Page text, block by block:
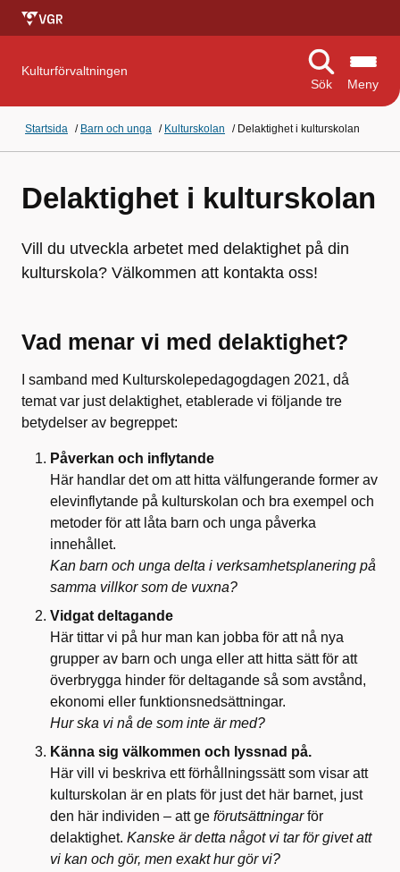
Kulturförvaltningen
Sök
Meny
Startsida / Barn och unga / Kulturskolan / Delaktighet i kulturskolan
Delaktighet i kulturskolan
Vill du utveckla arbetet med delaktighet på din
kulturskola? Välkommen att kontakta oss!
Vad menar vi med delaktighet?
I samband med Kulturskolepedagogdagen 2021, då
temat var just delaktighet, etablerade vi följande tre
betydelser av begreppet:
Påverkan och inflytande​
Här handlar det om att hitta välfungerande former av
elevinflytande på kulturskolan och bra exempel och
metoder för att låta barn och unga påverka
innehållet.
Kan barn och unga delta i verksamhetsplanering på
samma villkor som de vuxna?
Vidgat deltagande​
Här tittar vi på hur man kan jobba för att nå nya
grupper av barn och unga eller att hitta sätt för att
överbrygga hinder för deltagande så som avstånd,
ekonomi eller funktionsnedsättningar. ​
Hur ska vi nå de som inte är med?
Känna sig välkommen och lyssnad på.​
Här vill vi beskriva ett förhållningssätt som visar att
kulturskolan är en plats för just det här barnet, just
den här individen – att ge förutsättningarför
delaktighet. ​ Kanske är detta något vi tar för givet att
vi kan och gör, men exakt hur gör vi?